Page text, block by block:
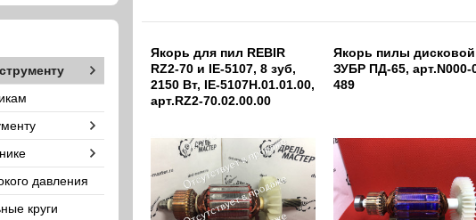
давления
круги
Якорь для пил REBIR
RZ2-70 и IE-5107, 8 зуб,
2150 Вт, IE-5107H.01.01.00,
арт.RZ2-70.02.00.00
Якорь пилы дисковой
ЗУБР ПД-65, арт.N000-
489